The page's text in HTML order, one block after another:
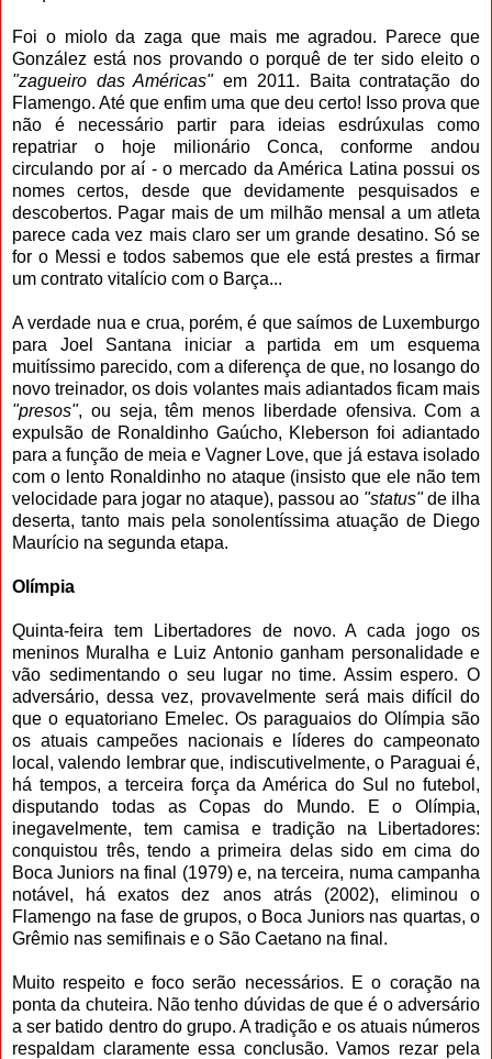
Foi o miolo da zaga que mais me agradou. Parece que
González está nos provando o porquê de ter sido eleito o
"zagueiro das Américas"em 2011. Baita contratação do
Flamengo. Até que enfim uma que deu certo! Isso prova que
não é necessário partir para ideias esdrúxulas como
repatriar o hoje milionário Conca, conforme andou
circulando por aí - o mercado da América Latina possui os
nomes certos, desde que devidamente pesquisados e
descobertos. Pagar mais de um milhão mensal a um atleta
parece cada vez mais claro ser um grande desatino. Só se
for o Messi e todos sabemos que ele está prestes a firmar
um contrato vitalício com o Barça...
A verdade nua e crua, porém, é que saímos de Luxemburgo
para Joel Santana iniciar a partida em um esquema
muitíssimo parecido, com a diferença de que, no losango do
novo treinador, os dois volantes mais adiantados ficam mais
"presos", ou seja, têm menos liberdade ofensiva. Com a
expulsão de Ronaldinho Gaúcho, Kleberson foi adiantado
para a função de meia e Vagner Love, que já estava isolado
com o lento Ronaldinho no ataque (insisto que ele não tem
velocidade para jogar no ataque), passou ao "status"de ilha
deserta, tanto mais pela sonolentíssima atuação de Diego
Maurício na segunda etapa.
Olímpia
Quinta-feira tem Libertadores de novo. A cada jogo os
meninos Muralha e Luiz Antonio ganham personalidade e
vão sedimentando o seu lugar no time. Assim espero. O
adversário, dessa vez, provavelmente será mais difícil do
que o equatoriano Emelec. Os paraguaios do Olímpia são
os atuais campeões nacionais e líderes do campeonato
local, valendo lembrar que, indiscutivelmente, o Paraguai é,
há tempos, a terceira força da América do Sul no futebol,
disputando todas as Copas do Mundo. E o Olímpia,
inegavelmente, tem camisa e tradição na Libertadores:
conquistou três, tendo a primeira delas sido em cima do
Boca Juniors na final (1979) e, na terceira, numa campanha
notável, há exatos dez anos atrás (2002), eliminou o
Flamengo na fase de grupos, o Boca Juniors nas quartas, o
Grêmio nas semifinais e o São Caetano na final.
Muito respeito e foco serão necessários. E o coração na
ponta da chuteira. Não tenho dúvidas de que é o adversário
a ser batido dentro do grupo. A tradição e os atuais números
respaldam claramente essa conclusão. Vamos rezar pela